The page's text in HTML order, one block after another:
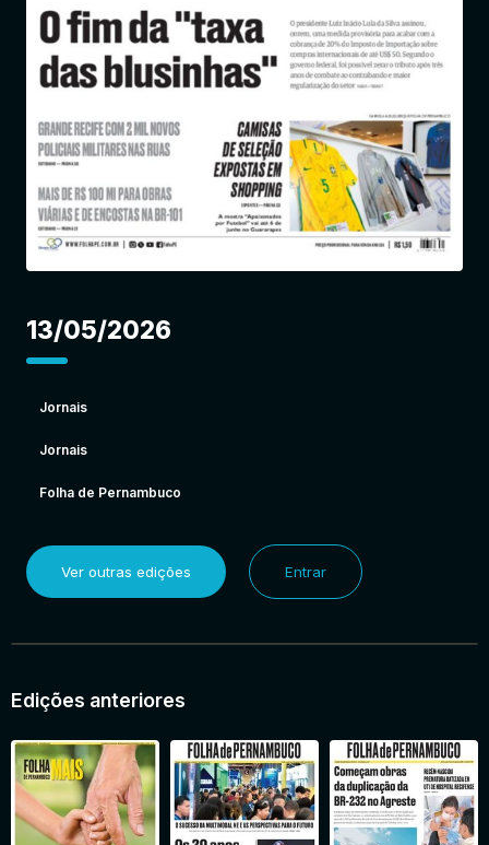
Entrar
13/05/2026
Jornais
Jornais
Folha de Pernambuco
Ver outras edições Entrar
Edições anteriores